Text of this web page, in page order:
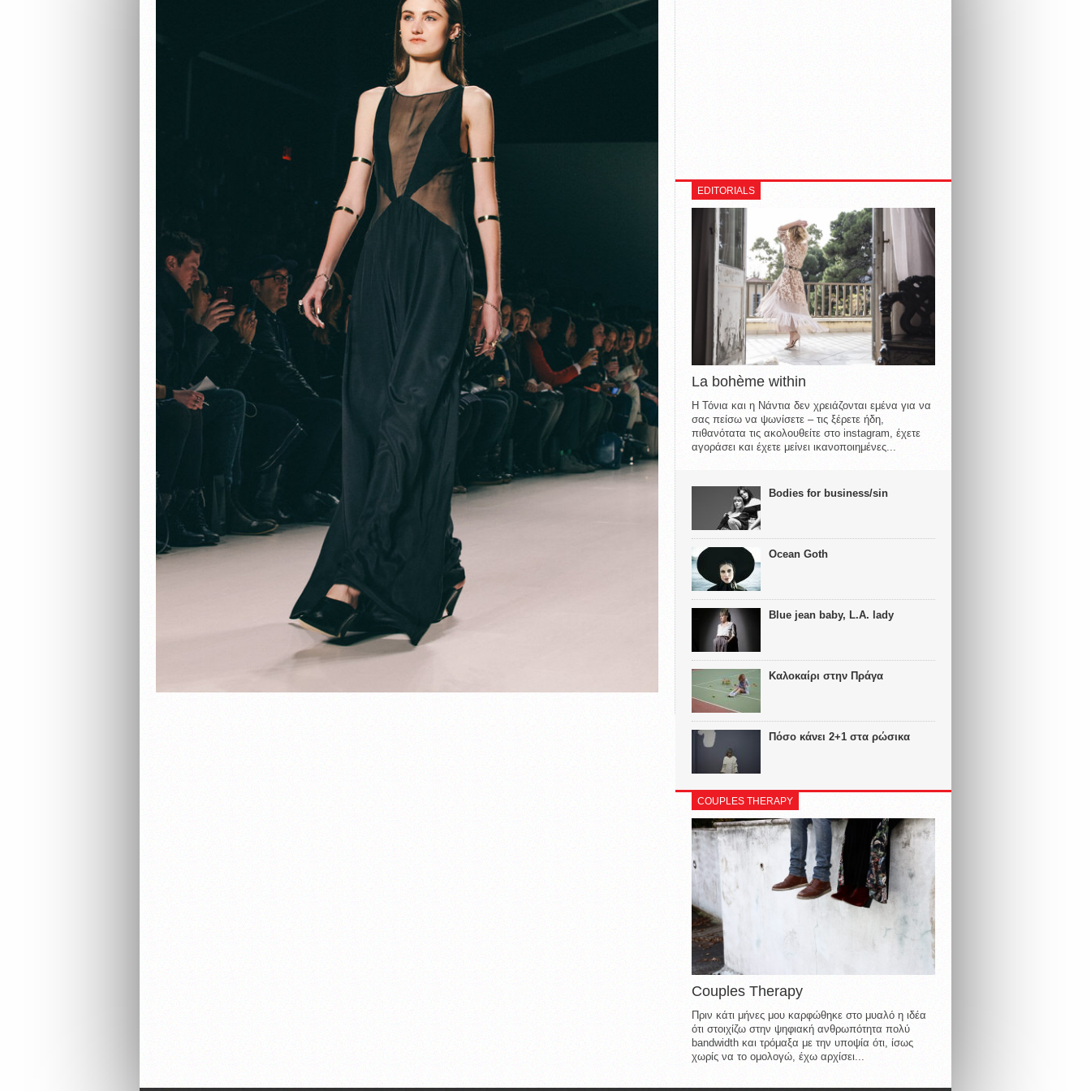
EDITORIALS
La bohème within
Η Τόνια και η Νάντια δεν χρειάζονται εμένα για να
σας πείσω να ψωνίσετε – τις ξέρετε ήδη,
πιθανότατα τις ακολουθείτε στο instagram, έχετε
αγοράσει και έχετε μείνει ικανοποιημένες...
Bodies for business/sin
Ocean Goth
Blue jean baby, L.A. lady
Καλοκαίρι στην Πράγα
Πόσο κάνει 2+1 στα ρώσικα
COUPLES THERAPY
Couples Therapy
Πριν κάτι μήνες μου καρφώθηκε στο μυαλό η ιδέα
ότι στοιχίζω στην ψηφιακή ανθρωπότητα πολύ
bandwidth και τρόμαξα με την υποψία ότι, ίσως
χωρίς να το ομολογώ, έχω αρχίσει...